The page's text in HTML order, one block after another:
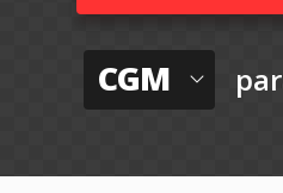
CGM